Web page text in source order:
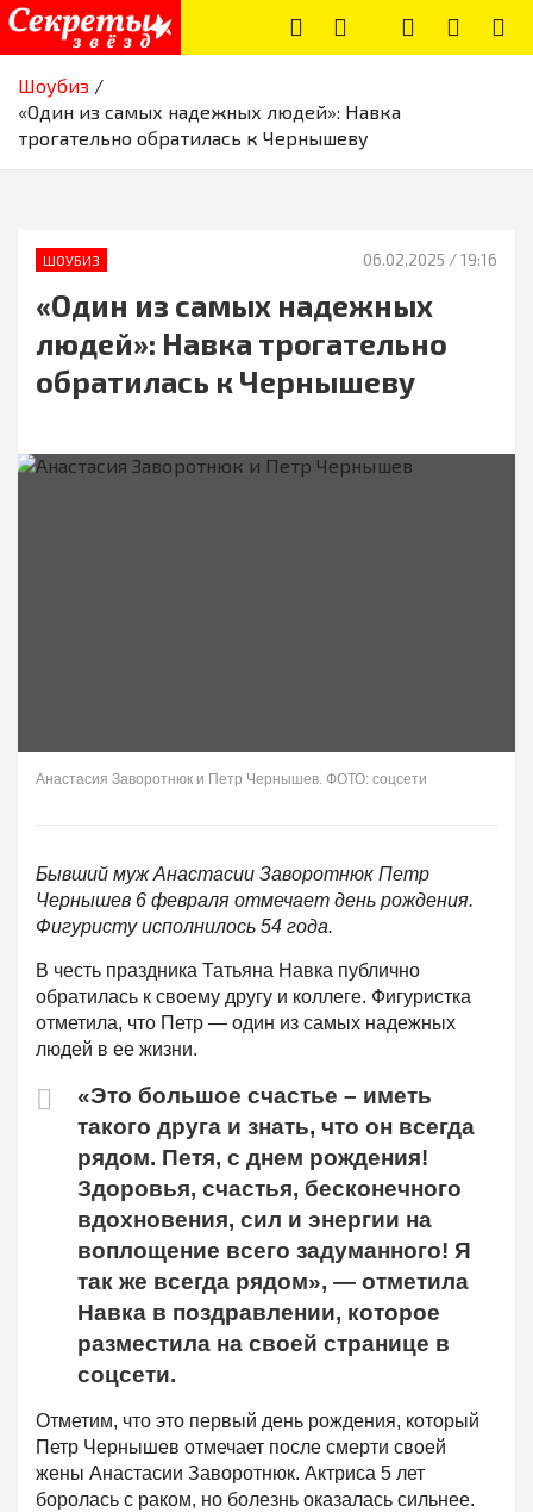
Skip
to
Секреты звёзд
видео из жизни звёзд
Шоубиз
«Один из самых надежных людей»: Навка
трогательно обратилась к Чернышеву
ШОУБИЗ 06.02.2025 / 19:16
«Один из самых надежных
людей»: Навка трогательно
обратилась к Чернышеву
Анастасия Заворотнюк и Петр Чернышев. ФОТО: соцсети
Бывший муж Анастасии Заворотнюк Петр
Чернышев 6 февраля отмечает день рождения.
Фигуристу исполнилось 54 года.
В честь праздника Татьяна Навка публично
обратилась к своему другу и коллеге. Фигуристка
отметила, что Петр — один из самых надежных
людей в ее жизни.
«Это большое счастье – иметь
такого друга и знать, что он всегда
рядом. Петя, с днем рождения!
Здоровья, счастья, бесконечного
вдохновения, сил и энергии на
воплощение всего задуманного! Я
так же всегда рядом», — отметила
Навка в поздравлении, которое
разместила на своей странице в
соцсети.
Отметим, что это первый день рождения, который
Петр Чернышев отмечает после смерти своей
жены Анастасии Заворотнюк. Актриса 5 лет
боролась с раком, но болезнь оказалась сильнее.